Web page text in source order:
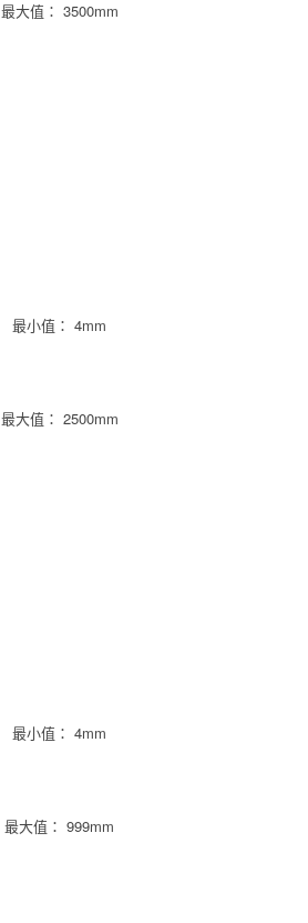
最大值： 3500mm
最小值： 4mm
最大值： 2500mm
最小值： 4mm
最大值： 999mm